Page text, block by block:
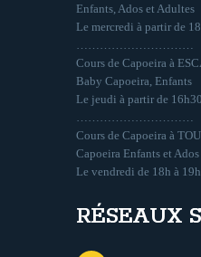
Enfants, Ados et Adultes
Le mercredi à partir de
Cours de Capoeira à
Baby Capoeira, Enfants
Le jeudi à partir de 16h30
Cours de Capoeira à
Capoeira Enfants et Ados
Le vendredi de 18h à 19h
RÉSEAUX